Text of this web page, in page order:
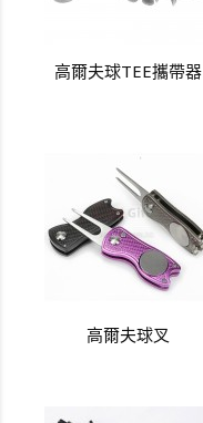
高爾夫球TEE攜帶器
高爾夫球叉